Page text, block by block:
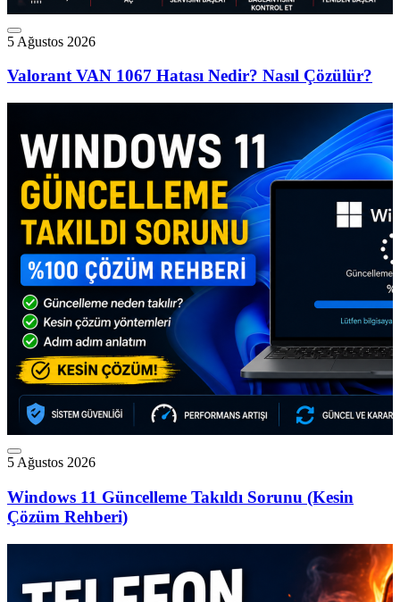
5 Ağustos 2026
Valorant VAN 1067 Hatası Nedir? Nasıl Çözülür?
5 Ağustos 2026
Windows 11 Güncelleme Takıldı Sorunu (Kesin
Çözüm Rehberi)